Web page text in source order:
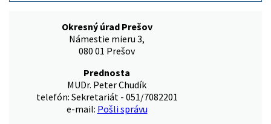
Okresný úrad Prešov
Námestie mieru 3,
080 01 Prešov
Prednosta
MUDr. Peter Chudík
telefón: Sekretariát - 051/7082201
e-mail: Pošli správu